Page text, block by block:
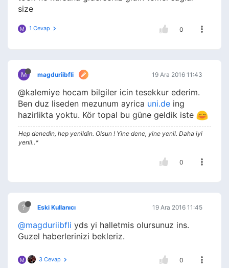
size
M 1 Cevap 0
M magduriibfli 19 Ara 2016 11:43
@kalemiye hocam bilgiler icin tesekkur ederim.
Ben duz liseden mezunum ayrica uni.de ing
hazirlikta yoktu. Kör topal bu güne geldik iste
Hep denedin, hep yenildin. Olsun ! Yine dene, yine yenil. Daha iyi
yenil..*
0
? Eski Kullanıcı 19 Ara 2016 11:45
@magduriibfli yds yi halletmis olursunuz ins.
Guzel haberlerinizi bekleriz.
M 3 Cevap 0